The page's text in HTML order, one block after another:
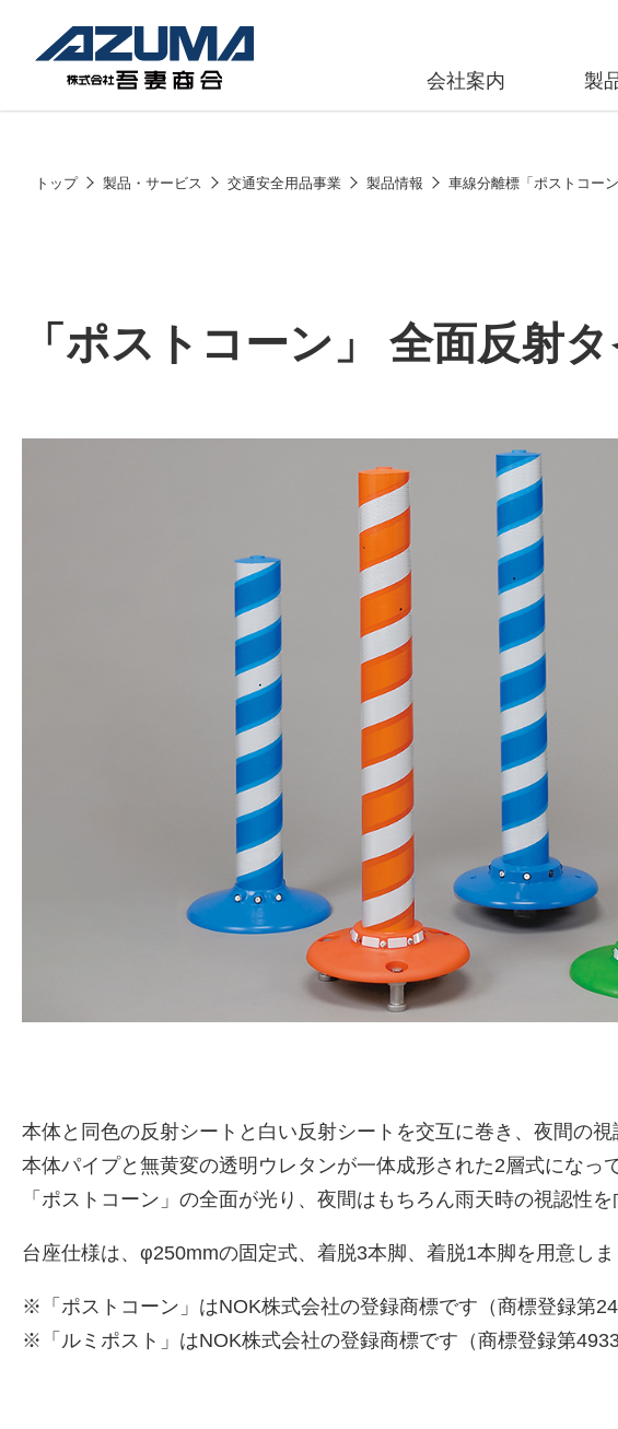
会社案内 製
株式会社吾妻製作所 会社案内
潤滑油
コークス・鋳物材料
トップ 製品・サービス 交通安全用品事業 製品情報 車線分離標「ポストコーン
「ポストコーン」 全面反射
本体と同色の反射シートと白い反射シートを交互に巻き、夜間の視
本体パイプと無黄変の透明ウレタンが一体成形された2層式になっ
「ポストコーン」の全面が光り、夜間はもちろん雨天時の視認性を
台座仕様は、φ250mmの固定式、着脱3本脚、着脱1本脚を用意し
※「ポストコーン」はNOK株式会社の登録商標です（商標登録第
※「ルミポスト」はNOK株式会社の登録商標です（商標登録第